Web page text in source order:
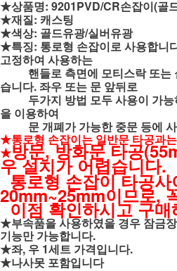
★상품명: 9201PVD/CR손잡이(골
★재질: 캐스팅
★색상: 골드유광/실버유광
★특징: 통로형 손잡이로 사용합니
고정하여 사용하는
핸들로 측면에 모티스락 또는
습니다. 좌우 또는 문 앞뒤로
두가지 방법 모두 사용이 가능
을 이용하여
문 개폐가 가능한 중문 등에 사
★통로형 손잡이는 일반문 타공과
★방문, 방화문 타공
우 설치가 어렵습니다.
통로형 손잡이 타공사
20mm~25mm이므로,
이점 확인하시고구매
★부속품을 사용하였을 경우 잠금
기능만 가능합니다.
★좌, 우 1세트 가격입니다.
★나사못 포함입니다